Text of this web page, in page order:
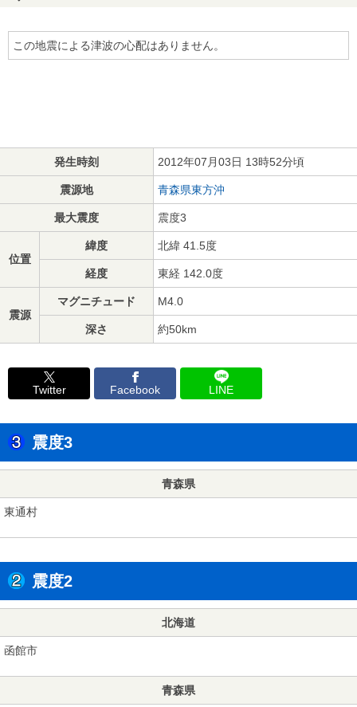
この地震による津波の心配はありません。
発生時刻 2012年07月03日 13時52分頃
震源地 青森県東方沖
最大震度 震度3
位置
緯度 北緯 41.5度
経度 東経 142.0度
震源
マグニチュード M4.0
深さ 約50km
Twitter Facebook LINE
震度3
青森県
東通村
震度2
北海道
函館市
青森県